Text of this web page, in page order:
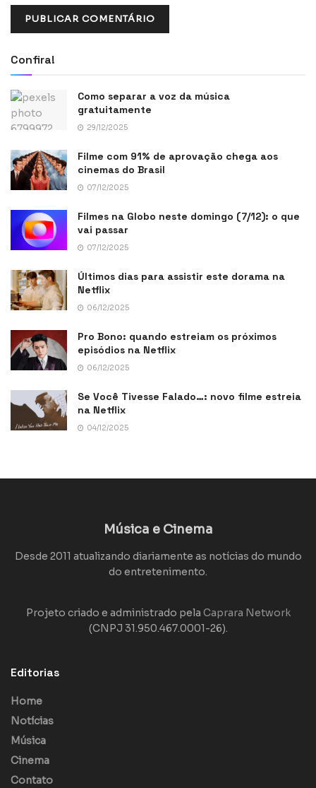
Confira!
Como separar a voz da música
gratuitamente
29/12/2025
Filme com 91% de aprovação chega aos
cinemas do Brasil
07/12/2025
Filmes na Globo neste domingo (7/12): o que
vai passar
07/12/2025
Últimos dias para assistir este dorama na
Netflix
06/12/2025
Pro Bono: quando estreiam os próximos
episódios na Netflix
06/12/2025
Se Você Tivesse Falado…: novo filme estreia
na Netflix
04/12/2025
Música e Cinema
Desde 2011 atualizando diariamente as notícias do mundo
do entretenimento.
Projeto criado e administrado pela Caprara Network
(CNPJ 31.950.467.0001-26).
Editorias
Home
Notícias
Música
Cinema
Contato